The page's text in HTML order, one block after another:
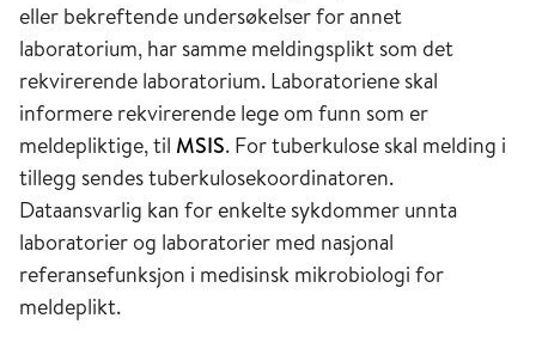
FørMSIS
I 1847 ble samtlige leger pålagt å melde fra til
myndighetene ved epidemiske sykdommer. Mer
systematisk innsamling av data om smittsomme
sykdommer kom først i gang etter innføringen
av Sundhedsloven i 1860 og Lægeloven i
1927. De første beskrivelser av epidemiologiske
forhold ved smittsomme sykdommer i Norge
finner man i publikasjonen Beretning om
eller bekreftende undersøkelser for annet
laboratorium, har samme meldingsplikt som det
rekvirerende laboratorium. Laboratoriene skal
informere rekvirerende lege om funn som er
meldepliktige, til MSIS. For tuberkulose skal melding i
tillegg sendes tuberkulosekoordinatoren.
Dataansvarlig kan for enkelte sykdommer unnta
laboratorier og laboratorier med nasjonal
referansefunksjon i medisinsk mikrobiologi for
meldeplikt.